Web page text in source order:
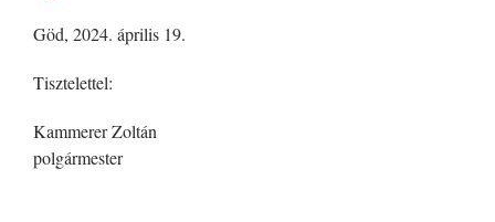
Göd, 2024. április 19.
Tisztelettel:
Kammerer Zoltán
polgármester